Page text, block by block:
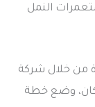
النمل
من خلال شركة
وضع خطة